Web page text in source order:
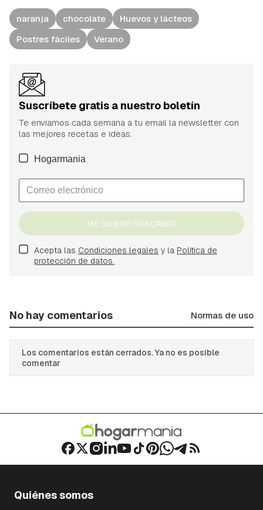
naranja chocolate
Huevos y lácteos
Postres fáciles
Verano
Suscríbete gratis a nuestro boletín
Te enviamos cada semana a tu email la newsletter con
las mejores recetas e ideas.
Hogarmania
ME QUIERO SUSCRIBIR
Acepta las Condiciones legales y la Política de
protección de datos.
No hay comentarios Normas de uso
Los comentarios están cerrados. Ya no es posible
comentar
Quiénes somos